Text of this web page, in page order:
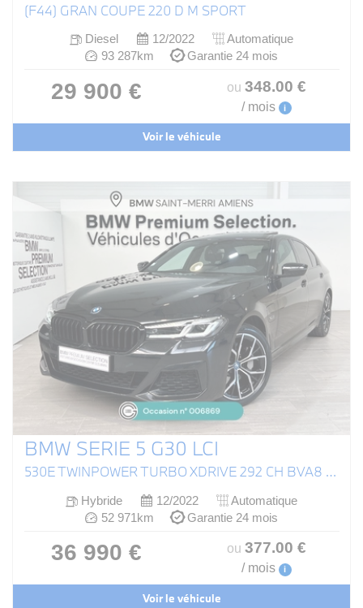
(F44) GRAN COUPE 220 D M SPORT
Diesel 12/2022
Automatique
93 287km
Garantie 24 mois
29 900 € ou 348.00 €
/ mois i
Voir le véhicule
BMW SERIE 5 G30 LCI
530E TWINPOWER TURBO XDRIVE 292 CH BVA8 M SPORT
Hybride 12/2022
Automatique
52 971km
Garantie 24 mois
36 990 € ou 377.00 €
/ mois i
Voir le véhicule